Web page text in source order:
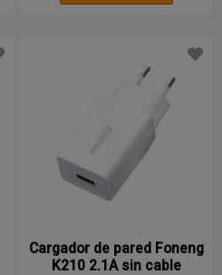
Cargador de pared Foneng
K210 2.1A sin cable